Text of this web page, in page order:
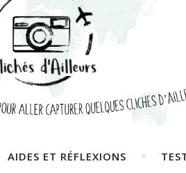
AIDES ET RÉFLEXIONS